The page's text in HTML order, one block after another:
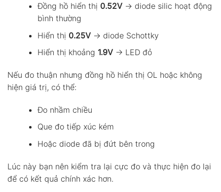
Đồng hồ hiển thị 0.52V→ diode silic hoạt động
bình thường
Hiển thị 0.25V→ diode Schottky
Hiển thị khoảng 1.9V→ LED đỏ
Nếu đo thuận nhưng đồng hồ hiển thị OL hoặc không
hiện giá trị, có thể:
Đo nhầm chiều
Que đo tiếp xúc kém
Hoặc diode đã bị đứt bên trong
Lúc này bạn nên kiểm tra lại cực đo và thực hiện đo lại
để có kết quả chính xác hơn.